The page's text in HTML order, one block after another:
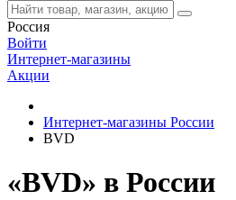
Россия
Войти
Интернет-магазины
Акции
Интернет-магазины России
BVD
«BVD» в России